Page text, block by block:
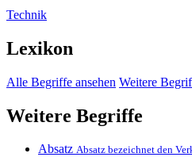
Technik
Lexikon
Alle Begriffe ansehen Weitere
Weitere Begriffe
Absatz Absatz bezeichnet den